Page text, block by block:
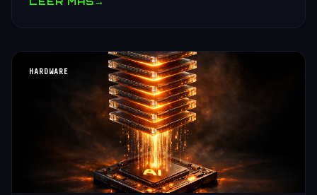
HARDWARE